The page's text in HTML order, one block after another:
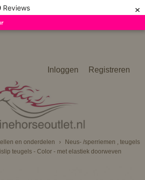
Reviews ×
Inloggen Registreren
en onderdelen ›
Neus- /sperriemen , teugels
teugels - Color - met elastiek doorweven